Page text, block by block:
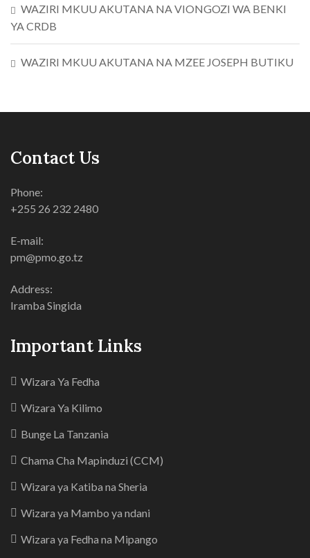
WAZIRI MKUU AKUTANA NA VIONGOZI WA BENKI
YA CRDB
WAZIRI MKUU AKUTANA NA MZEE JOSEPH BUTIKU
Contact Us
Phone:
+255 26 232 2480
E-mail:
pm@pmo.go.tz
Address:
Iramba Singida
Important Links
Wizara Ya Fedha
Wizara Ya Kilimo
Bunge La Tanzania
Chama Cha Mapinduzi (CCM)
Wizara ya Katiba na Sheria
Wizara ya Mambo ya ndani
Wizara ya Fedha na Mipango